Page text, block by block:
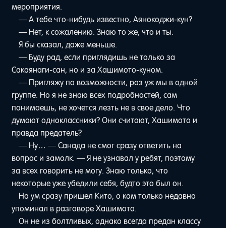
мероприятия.
— А тебе что-нибудь известно, Аянокоджи-кун?
— Нет, к сожалению. Знаю то же, что и ты.
Я бы сказал, даже меньше.
— Буду рад, если приглядишь не только за
Сакаянаги-сан, но и за Хашимото-куном.
— Пригляжу по возможности, раз уж мы в одной
группе. Но я не знаю всех подробностей, сам
понимаешь, не хочется лезть не в свое дело. Что
думают одноклассники? Они считают, Хашимото и
правда предатель?
— Ну… — Санада не смог сразу ответить на
вопрос и замолк. — Я не узнавал у ребят, поэтому
за всех говорить не могу. Знаю только, что
некоторые уже убедили себя, будто это был он.
На ум сразу пришел Кито, о ком только недавно
упоминал в разговоре Хашимото.
Он не из болтливых, однако всегда предан классу